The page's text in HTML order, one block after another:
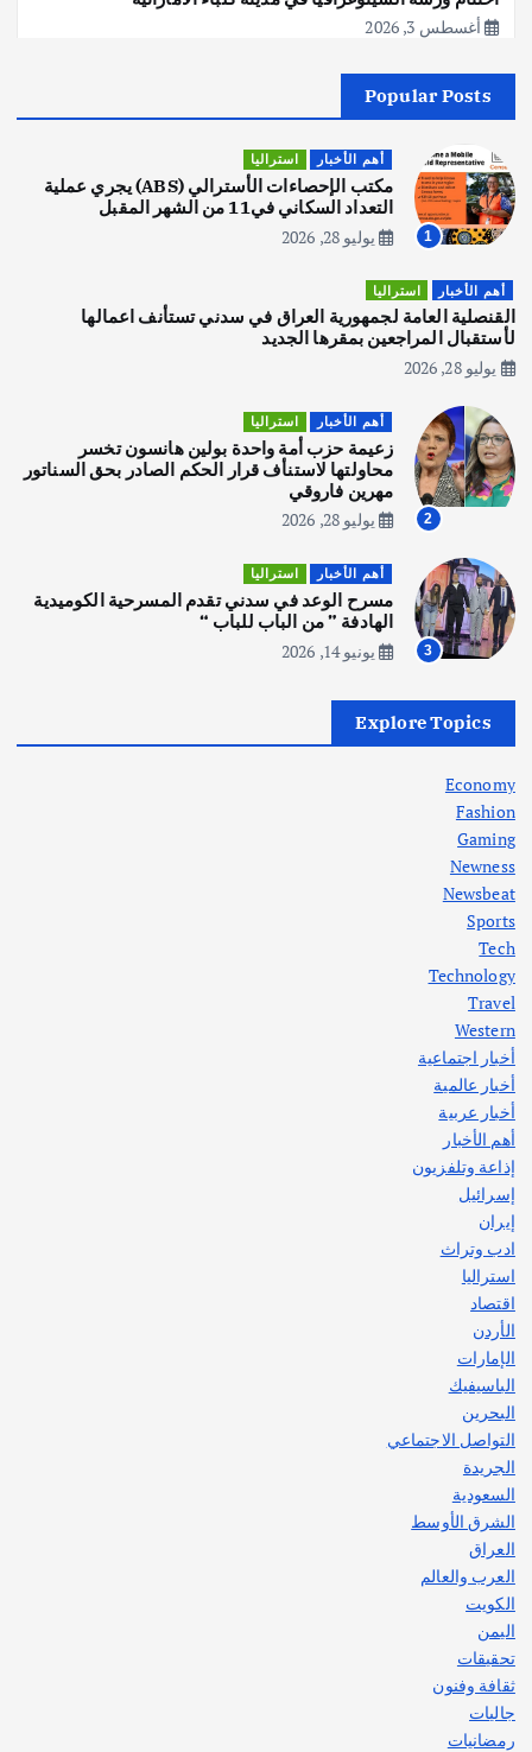
أغسطس 3, 2026
2
اصبح بطلاً لأستراليا بلعبة كمال الاجسام
يوليو 30, 2026
3
يوليو 30, 2026
4
المقبل
يوليو 28, 2026
أهم الأخبار ثقافة وفنون
انطلاق ورشة التمثيل في مدينة كلباء الاماراتية
أغسطس 5, 2026
في جذور المشكلة وحلولها المستدامة
أهم الأخبار
اختتام ورشة السينوغرافيا في مدينة كلباء الاماراتية
أغسطس 3, 2026
Popular Posts
1
أهم الأخبار استراليا
مكتب الإحصاءات الأسترالي (ABS) يجري عملية
التعداد السكاني في11 من الشهر المقبل
يوليو 28, 2026
أهم الأخبار استراليا
القنصلية العامة لجمهورية العراق في سدني تستأنف اعمالها
لأستقبال المراجعين بمقرها الجديد
يوليو 28, 2026
2
أهم الأخبار استراليا
زعيمة حزب أمة واحدة بولين هانسون تخسر
محاولتها لاستنأف قرار الحكم الصادر بحق السناتور
مهرين فاروقي
يوليو 28, 2026
3
أهم الأخبار استراليا
مسرح الوعد في سدني تقدم المسرحية الكوميدية
الهادفة ” من الباب للباب “
يونيو 14, 2026
Explore Topics
Economy
Fashion
Gaming
Newness
Newsbeat
Sports
Tech
Technology
Travel
Western
أخبار اجتماعية
أخبار عالمية
أخبار عربية
أهم الأخبار
إذاعة وتلفزيون
إسرائيل
إيران
ادب وتراث
استراليا
اقتصاد
الأردن
الإمارات
الباسيفيك
البحرين
التواصل الاجتماعي
الجريدة
السعودية
الشرق الأوسط
العراق
العرب والعالم
الكويت
اليمن
تحقيقات
ثقافة وفنون
جاليات
رمضانيات